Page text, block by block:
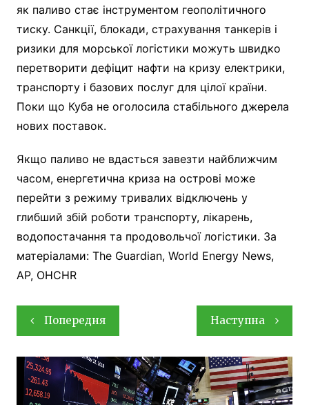
як паливо стає інструментом геополітичного
тиску. Санкції, блокади, страхування танкерів і
ризики для морської логістики можуть швидко
перетворити дефіцит нафти на кризу електрики,
транспорту і базових послуг для цілої країни.
Поки що Куба не оголосила стабільного джерела
нових поставок.
Якщо паливо не вдасться завезти найближчим
часом, енергетична криза на острові може
перейти з режиму тривалих відключень у
глибший збій роботи транспорту, лікарень,
водопостачання та продовольчої логістики. За
матеріалами: The Guardian, World Energy News,
AP, OHCHR
Навігація
записів
Попередня Наступна